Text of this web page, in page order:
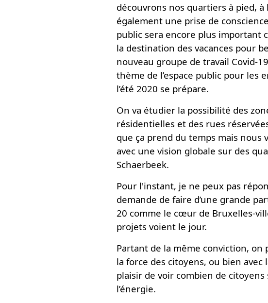
découvrons nos quartiers à pied, à
également une prise de
public sera encore plus important
la destination des vacances pour
nouveau groupe de travail Covid-
thème de l’espace public pour les
l’été 2020 se prépare.
On va étudier la possibilité des
résidentielles et des rues
que ça prend du temps mais nous
avec une vision globale sur des
Schaerbeek.
Pour l'instant, je ne peux pas
demande de faire d’une grande
20 comme le cœur de Bruxelles-
projets voient le jour.
Partant de la même conviction,
la force des citoyens, ou bien avec
plaisir de voir combien de citoyens
l’énergie.